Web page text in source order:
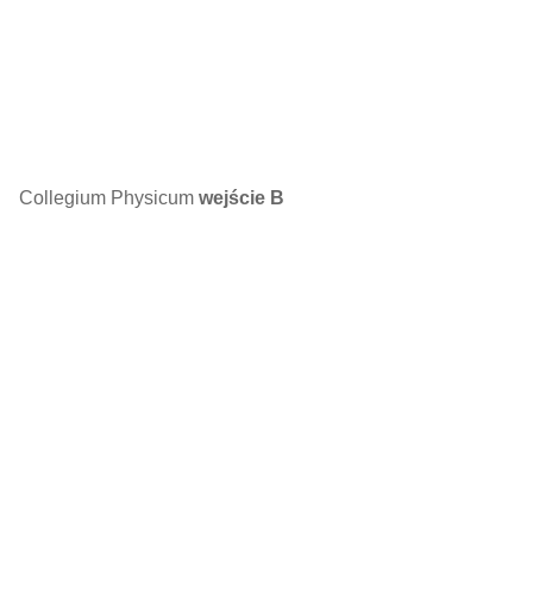
Collegium Physicum wejście B